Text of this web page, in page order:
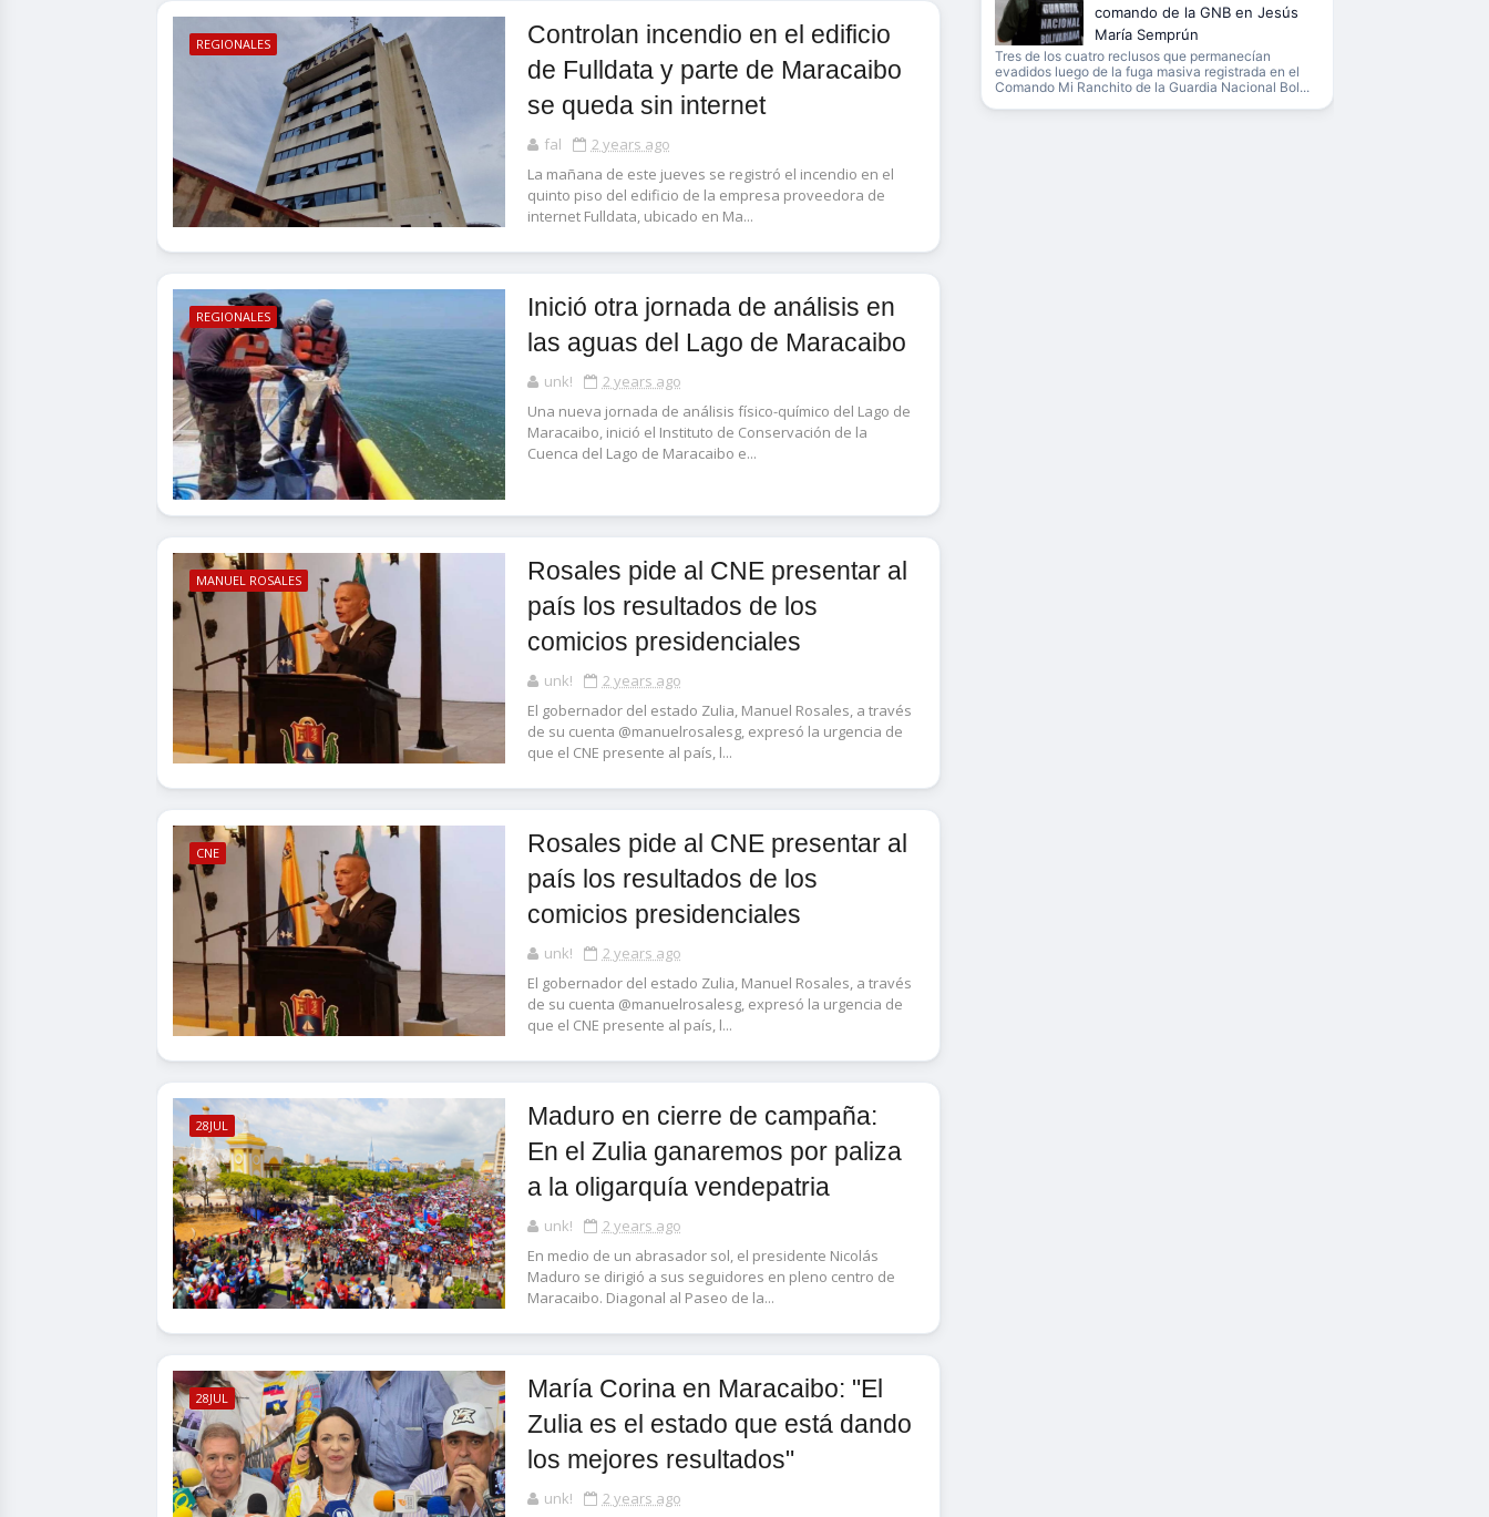
REGIONALES
Controlan incendio en el edificio
de Fulldata y parte de Maracaibo
se queda sin internet
fal
2 years ago
La mañana de este jueves se registró el incendio en el
quinto piso del edificio de la empresa proveedora de
internet Fulldata, ubicado en Ma...
REGIONALES
Inició otra jornada de análisis en
las aguas del Lago de Maracaibo
unk!
2 years ago
Una nueva jornada de análisis físico-químico del Lago de
Maracaibo, inició el Instituto de Conservación de la
Cuenca del Lago de Maracaibo e...
MANUEL ROSALES
Rosales pide al CNE presentar al
país los resultados de los
comicios presidenciales
unk!
2 years ago
El gobernador del estado Zulia, Manuel Rosales, a través
de su cuenta @manuelrosalesg, expresó la urgencia de
que el CNE presente al país, l...
CNE
Rosales pide al CNE presentar al
país los resultados de los
comicios presidenciales
unk!
2 years ago
El gobernador del estado Zulia, Manuel Rosales, a través
de su cuenta @manuelrosalesg, expresó la urgencia de
que el CNE presente al país, l...
28JUL
Maduro en cierre de campaña:
En el Zulia ganaremos por paliza
a la oligarquía vendepatria
unk!
2 years ago
En medio de un abrasador sol, el presidente Nicolás
Maduro se dirigió a sus seguidores en pleno centro de
Maracaibo. Diagonal al Paseo de la...
28JUL
María Corina en Maracaibo: "El
Zulia es el estado que está dando
los mejores resultados"
unk!
2 years ago
comando de la GNB en Jesús
María Semprún
Tres de los cuatro reclusos que permanecían
evadidos luego de la fuga masiva registrada en el
Comando Mi Ranchito de la Guardia Nacional Bol...